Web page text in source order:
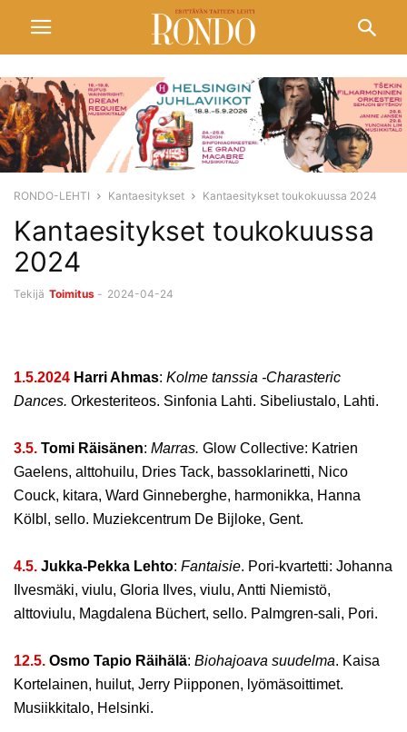
RONDO-LEHTI Kantaesitykset Kantaesitykset toukokuussa 2024
Kantaesitykset toukokuussa
2024
Tekijä Toimitus - 2024-04-24
1.5.2024 Harri Ahmas: Kolme tanssia -Charasteric
Dances. Orkesteriteos. Sinfonia Lahti. Sibeliustalo, Lahti.
3.5. Tomi Räisänen: Marras. Glow Collective: Katrien
Gaelens, alttohuilu, Dries Tack, bassoklarinetti, Nico
Couck, kitara, Ward Ginneberghe, harmonikka, Hanna
Kölbl, sello. Muziekcentrum De Bijloke, Gent.
4.5. Jukka-Pekka Lehto: Fantaisie. Pori-kvartetti: Johanna
Ilvesmäki, viulu, Gloria Ilves, viulu, Antti Niemistö,
alttoviulu, Magdalena Büchert, sello. Palmgren-sali, Pori.
12.5. Osmo Tapio Räihälä: Biohajoava suudelma. Kaisa
Kortelainen, huilut, Jerry Piipponen, lyömäsoittimet.
Musiikkitalo, Helsinki.